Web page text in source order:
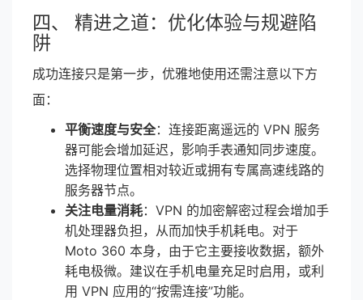
四、 精进之道：优化体验与规避陷
阱
成功连接只是第一步，优雅地使用还需注意以下方
面：
平衡速度与安全：连接距离遥远的 VPN 服务
器可能会增加延迟，影响手表通知同步速度。
选择物理位置相对较近或拥有专属高速线路的
服务器节点。
关注电量消耗：VPN 的加密解密过程会增加手
机处理器负担，从而加快手机耗电。对于
Moto 360 本身，由于它主要接收数据，额外
耗电极微。建议在手机电量充足时启用，或利
用 VPN 应用的“按需连接”功能。